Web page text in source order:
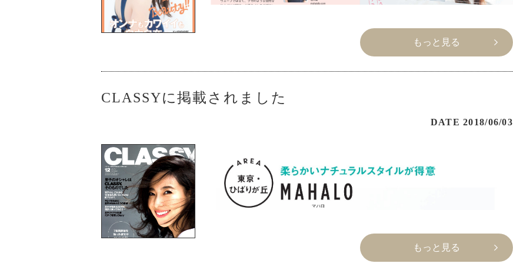
もっと見る
CLASSYに掲載されました
DATE 2018/06/03
もっと見る